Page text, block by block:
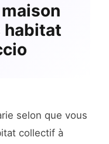
habitat
selon que vous
collectif à